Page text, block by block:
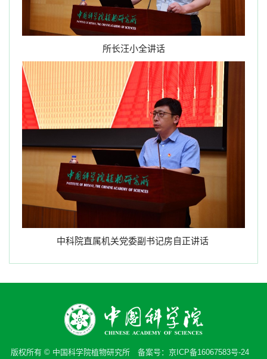
所长汪小全讲话
中科院直属机关党委副书记房自正讲话
版权所有 © 中国科学院植物研究所 备案号： 京ICP备16067583号-24